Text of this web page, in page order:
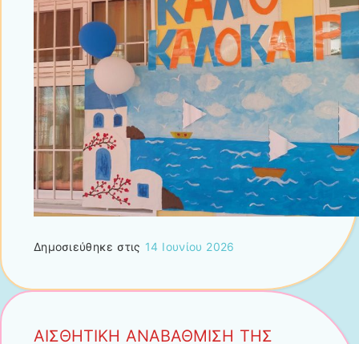
Δημοσιεύθηκε στις 14 Ιουνίου 2026
ΑΙΣΘΗΤΙΚΗ ΑΝΑΒΑΘΜΙΣΗ ΤΗΣ